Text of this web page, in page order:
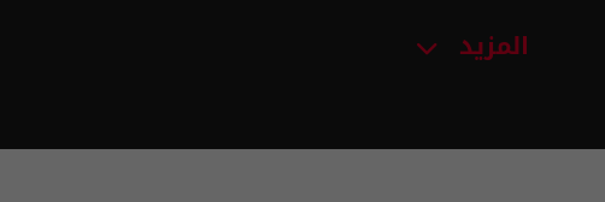
المزيد